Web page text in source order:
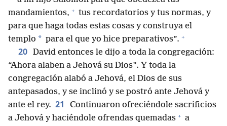
mandamientos, + tus recordatorios y tus normas, y
para que haga todas estas cosas y construya el
templo * para el que yo hice preparativos”. +
20 David entonces le dijo a toda la congregación:
“Ahora alaben a Jehová su Dios”. Y toda la
congregación alabó a Jehová, el Dios de sus
antepasados, y se inclinó y se postró ante Jehová y
ante el rey. 21
Continuaron ofreciéndole sacrificios
a Jehová y haciéndole ofrendas quemadas + a